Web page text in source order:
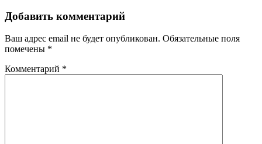
Добавить комментарий
Ваш адрес email не будет опубликован. Обязательные поля
помечены *
Комментарий *